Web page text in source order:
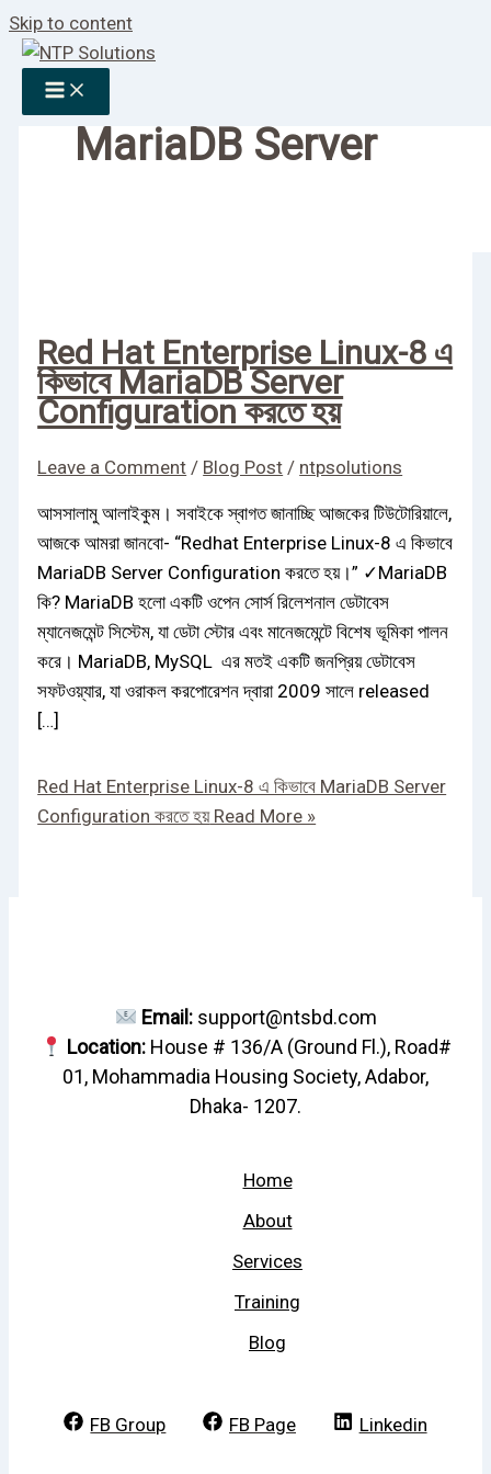
Skip to content
MariaDB Server
Red Hat Enterprise Linux-8 এ
কিভাবে MariaDB Server
Configuration করতে হয়
Leave a Comment / Blog Post / ntpsolutions
আসসালামু আলাইকুম। সবাইকে স্বাগত জানাচ্ছি আজকের টিউটোরিয়ালে,
আজকে আমরা জানবো- “Redhat Enterprise Linux-8 এ কিভাবে
MariaDB Server Configuration করতে হয়।” ✓MariaDB
কি? MariaDB হলো একটি ওপেন সোর্স রিলেশনাল ডেটাবেস
ম্যানেজমেন্ট সিস্টেম, যা ডেটা স্টোর এবং মানেজমেন্টে বিশেষ ভূমিকা পালন
করে। MariaDB, MySQL এর মতই একটি জনপ্রিয় ডেটাবেস
সফটওয়্যার, যা ওরাকল করপোরেশন দ্বারা 2009 সালে released
[…]
Red Hat Enterprise Linux-8 এ কিভাবে MariaDB Server
Configuration করতে হয়Read More »
Email:support@ntsbd.com
Location:House # 136/A (Ground Fl.), Road#
01, Mohammadia Housing Society, Adabor,
Dhaka- 1207.
Home
About
Services
Training
Blog
FB Group FB Page Linkedin